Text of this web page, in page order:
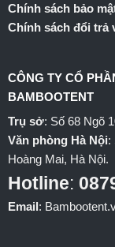
Chính sách bảo
Chính sách đổi trả
CÔNG TY CỔ
BAMBOOTENT
Trụ sở: Số 68 Ngõ
Văn phòng Hà Nội:
Hoàng Mai, Hà Nội.
Hotline:
Email :